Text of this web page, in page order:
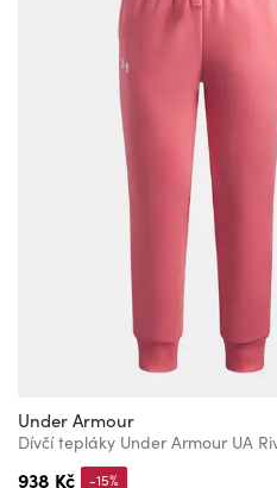
Under Armour
938 Kč -15%